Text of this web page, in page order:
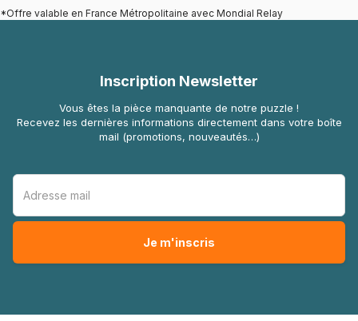
*Offre valable en France Métropolitaine avec Mondial Relay
Inscription Newsletter
Vous êtes la pièce manquante de notre puzzle !
Recevez les dernières informations directement dans votre boîte
mail (promotions, nouveautés…)